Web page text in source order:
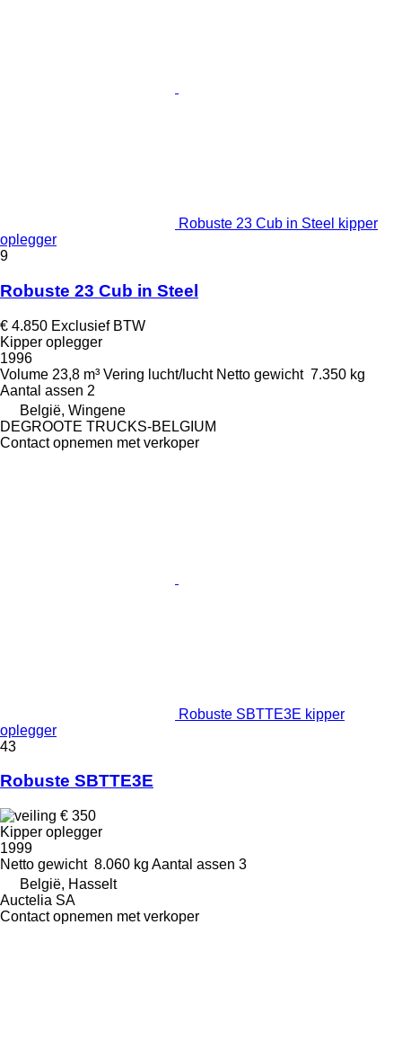
Robuste 23 Cub in Steel kipper
oplegger
9
Robuste 23 Cub in Steel
€ 4.850 Exclusief BTW
Kipper oplegger
1996
Volume 23,8 m³ Vering lucht/lucht Netto gewicht 7.350 kg
Aantal assen 2
België, Wingene
DEGROOTE TRUCKS-BELGIUM
Contact opnemen met verkoper
Robuste SBTTE3E kipper
oplegger
43
Robuste SBTTE3E
€ 350
Kipper oplegger
1999
Netto gewicht 8.060 kg Aantal assen 3
België, Hasselt
Auctelia SA
Contact opnemen met verkoper